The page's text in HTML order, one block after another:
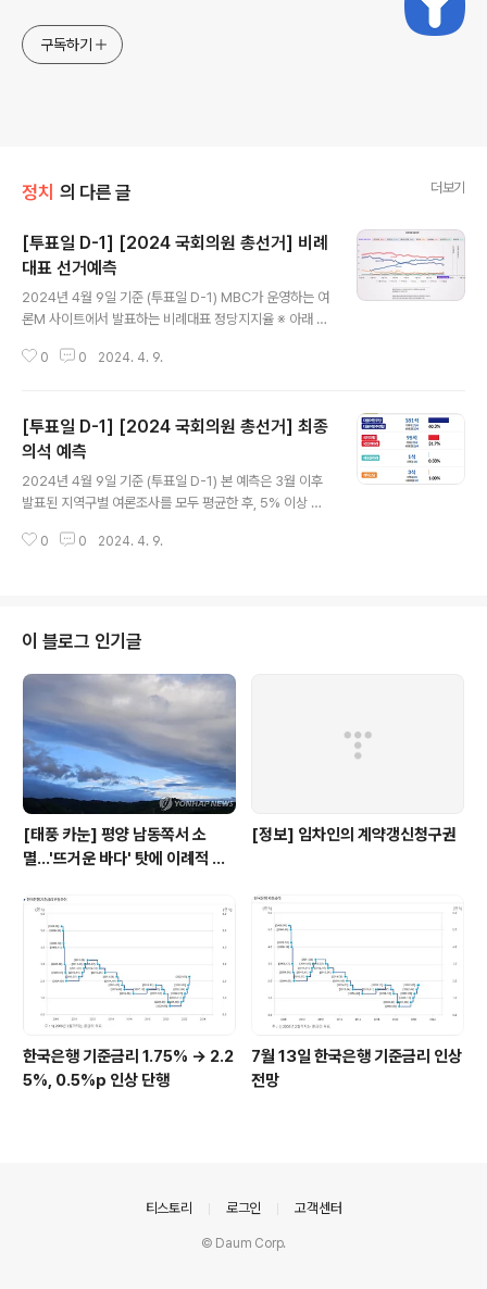
구독하기
정치 의 다른 글 더보기
[투표일 D-1] [2024 국회의원 총선거] 비례
대표 선거예측
2024년 4월 9일 기준 (투표일 D-1) MBC가 운영하는 여
론M 사이트에서 발표하는 비례대표 정당지지율 ※ 아래 앱
수 있습니다. https://play.google.com/store/apps/
4년 국회의원 선거 정보 / 역대 국회의원 / 대통령 선거 개
표 결과 play.google.com
0 0 2024. 4. 9.
[투표일 D-1] [2024 국회의원 총선거] 최종
의석 예측
2024년 4월 9일 기준 (투표일 D-1) 본 예측은 3월 이후
발표된 지역구별 여론조사를 모두 평균한 후, 5% 이상 차
경합지역으로 가른 후, 양당에 균등 배분하였습니다. 여론
101석 더불어민주당 181석 조국혁신당 15석 새로운미래
1석 진보당 2석 국민의힘 95석 개혁신당 3석 자유통일당
2석 무소속 1석 ※ 자세한 여론조사 내용은 아래 앱을 설치
하면 볼 수 있습니다. https://play.google.com/store/
apps/details?id=me.y..
0 0 2024. 4. 9.
이 블로그 인기글
[태풍 카눈] 평양 남동쪽서 소
멸…'뜨거운 바다' 탓에 이례적 긴
[정보] 임차인의 계약갱신청구권
한국은행 기준금리 1.75% → 2.2
5%, 0.5%p 인상 단행
7월 13일 한국은행 기준금리 인상
전망
티스토리 로그인 고객센터
© Daum Corp.